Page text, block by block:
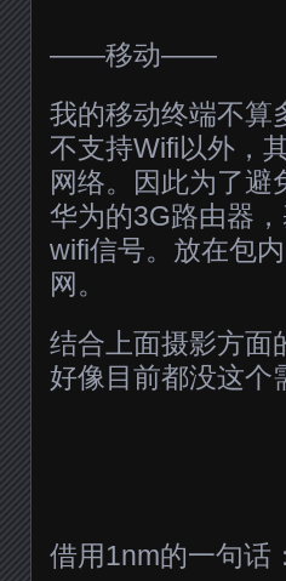
——移动——
我的移动终端不算
不支持Wifi以外，
网络。因此为了避
华为的3G路由器
wifi信号。放在包
网。
结合上面摄影方面
好像目前都没这
借用1nm的一句话